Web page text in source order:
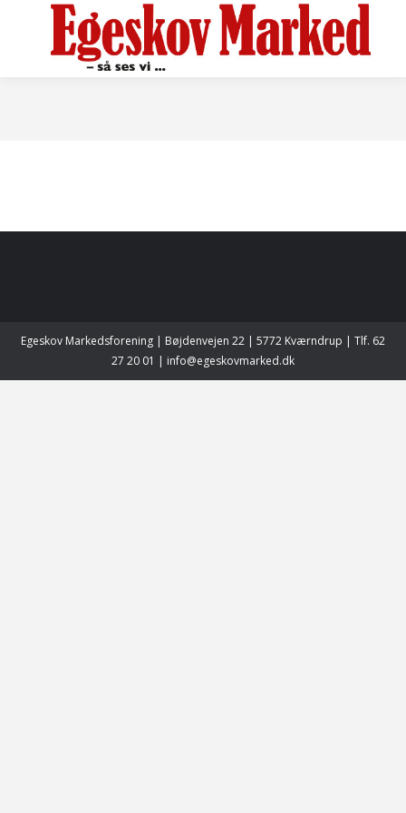
Egeskov Markedsforening | Bøjdenvejen 22 | 5772 Kværndrup | Tlf. 62
27 20 01 | info@egeskovmarked.dk